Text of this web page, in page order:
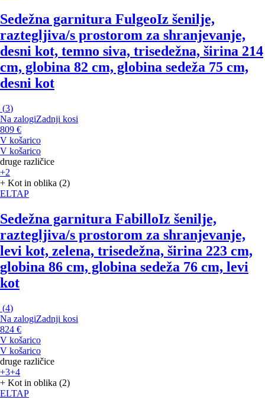
Sedežna garnitura FulgeoIz šenilje,
raztegljiva/s prostorom za shranjevanje,
desni kot, temno siva, trisedežna, širina 214
cm, globina 82 cm, globina sedeža 75 cm,
desni kot
(3)
Na zalogiZadnji kosi
809 €
V košarico
V košarico
druge različice
+2
+ Kot in oblika (2)
ELTAP
Sedežna garnitura FabilloIz šenilje,
raztegljiva/s prostorom za shranjevanje,
levi kot, zelena, trisedežna, širina 223 cm,
globina 86 cm, globina sedeža 76 cm, levi
kot
(4)
Na zalogiZadnji kosi
824 €
V košarico
V košarico
druge različice
+3+4
+ Kot in oblika (2)
ELTAP